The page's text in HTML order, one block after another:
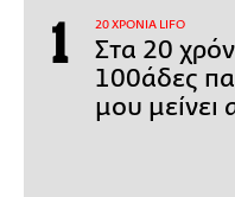
20 ΧΡΟΝΙΑ LIFO
Στα 20
100άδες
μου μείνει